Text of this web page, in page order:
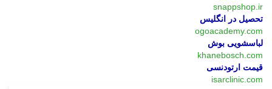
snappshop.ir
تحصیل در انگلیس
ogoacademy.com
لباسشویی بوش
khanebosch.com
قیمت ارتودنسی
isarclinic.com